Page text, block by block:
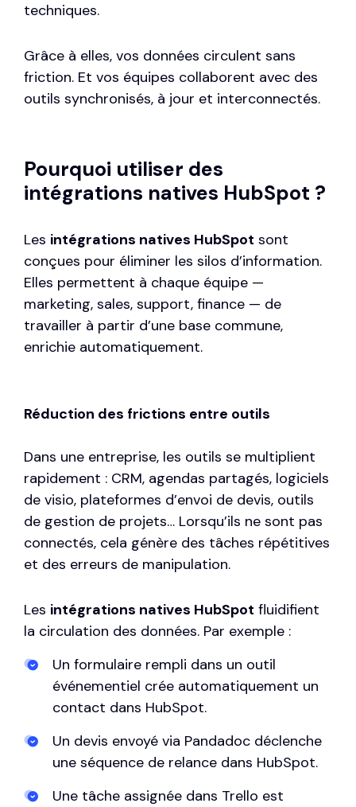
techniques.
Grâce à elles, vos données circulent sans
friction. Et vos équipes collaborent avec des
outils synchronisés, à jour et interconnectés.
Pourquoi utiliser des
intégrations natives HubSpot ?
Les intégrations natives HubSpot sont
conçues pour éliminer les silos d’information.
Elles permettent à chaque équipe —
marketing, sales, support, finance — de
travailler à partir d’une base commune,
enrichie automatiquement.
Réduction des frictions entre outils
Dans une entreprise, les outils se multiplient
rapidement : CRM, agendas partagés, logiciels
de visio, plateformes d’envoi de devis, outils
de gestion de projets… Lorsqu’ils ne sont pas
connectés, cela génère des tâches répétitives
et des erreurs de manipulation.
Les intégrations natives HubSpot fluidifient
la circulation des données. Par exemple :
Un formulaire rempli dans un outil
événementiel crée automatiquement un
contact dans HubSpot.
Un devis envoyé via Pandadoc déclenche
une séquence de relance dans HubSpot.
Une tâche assignée dans Trello est